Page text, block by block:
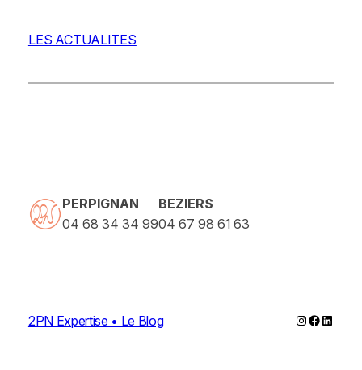
LES ACTUALITES
PERPIGNAN
04 68 34 34 99
BEZIERS
04 67 98 61 63
2PN Expertise • Le Blog Instagram